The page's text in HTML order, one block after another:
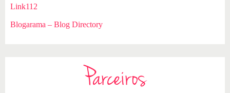
Link112
Blogarama – Blog Directory
Parceiros